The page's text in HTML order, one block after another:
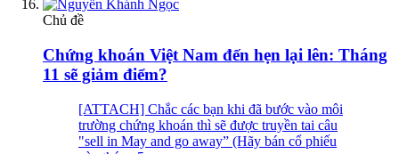
Chủ đề
Chứng khoán Việt Nam đến hẹn lại lên: Tháng
11 sẽ giảm điểm?
[ATTACH] Chắc các bạn khi đã bước vào môi
trường chứng khoán thì sẽ được truyền tai câu
"sell in May and go away” (Hãy bán cổ phiếu